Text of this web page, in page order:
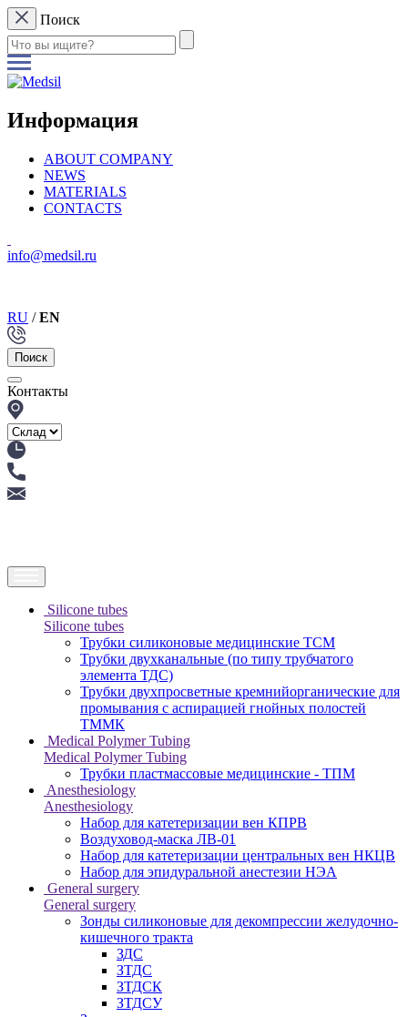
Поиск
Информация
ABOUT COMPANY
NEWS
MATERIALS
CONTACTS
info@medsil.ru
RU /EN
Поиск
Контакты
Silicone tubes
Silicone tubes
Трубки силиконовые медицинские ТСМ
Трубки двухканальные (по типу трубчатого
элемента ТДС)
Трубки двухпросветные кремнийорганические для
промывания с аспирацией гнойных полостей
ТММК
Medical Polymer Tubing
Medical Polymer Tubing
Трубки пластмассовые медицинские - ТПМ
Anesthesiology
Anesthesiology
Набор для катетеризации вен КПРВ
Воздуховод-маска ЛВ-01
Набор для катетеризации центральных вен НКЦВ
Набор для эпидуральной анестезии НЭА
General surgery
General surgery
Зонды силиконовые для декомпрессии желудочно-
кишечного тракта
ЗДС
ЗТДС
ЗТДСК
ЗТДСУ